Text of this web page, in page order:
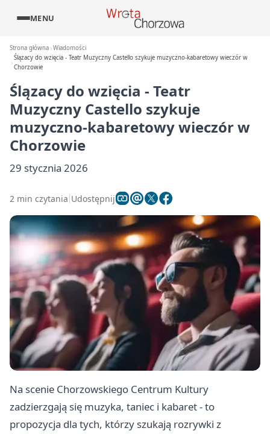
MENU
Strona główna Wiadomości
Ślązacy do wzięcia - Teatr Muzyczny Castello szykuje muzyczno-kabaretowy wieczór w
Chorzowie
Ślązacy do wzięcia - Teatr
Muzyczny Castello szykuje
muzyczno-kabaretowy wieczór w
Chorzowie
29 stycznia 2026
2 min czytania Udostępnij
Na scenie Chorzowskiego Centrum Kultury
zadzierzgają się muzyka, taniec i kabaret - to
propozycja dla tych, którzy szukają rozrywki z